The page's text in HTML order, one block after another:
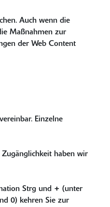
Auch wenn die
Maßnahmen zur
der Web Content
Einzelne
Zugänglichkeit haben wir
Strg und + (unter
0) kehren Sie zur